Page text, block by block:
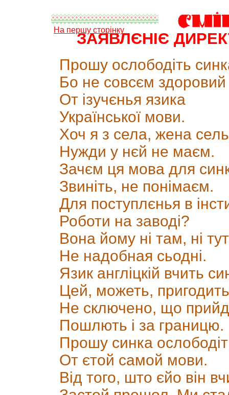
На першу сторінку
ЗАЯВЛЄНІЄ
Прошу ослободіть
Бо не совсєм здоровий
От ізучєнья язика
Української мови.
Хоч я з села, жена
Нужди у нєй не маєм.
Зачєм ця мова для
Звиніть, не понімаєм.
Для поступлєнья в
Роботи на заводі?
Вона йому ні там, ні тут
Не надобная сьодні.
Язик англіцкій вчить
Цей, можеть,
Не сключено, що
Пошлють і за границю.
Прошу синка
От єтой самой мови.
Від того, што єйо він